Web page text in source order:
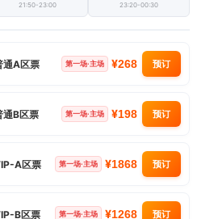
21:50-23:00 23:20-00:30
通A区票 第一场·主场 ¥268 预订
通B区票 第一场·主场 ¥198 预订
A区票 第一场·主场 ¥1868 预订
B区票 第一场·主场 ¥1268 预订